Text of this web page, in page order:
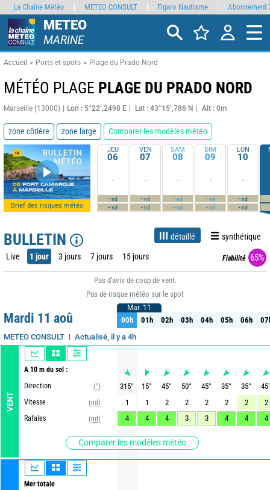
METEO
MARINE
Accueil Ports et spots Plage du Prado Nord
MÉTÉO PLAGE PLAGE DU PRADO NORD
Marseille (13000) Lon : 5°22’,2498 E Lat : 43°15’,786 N Alt : 0m
zone côtière zone large Comparer les modèles météo
Brief des risques météo
JEU
06
-
-nd
-nd
VEN
07
-
-nd
-nd
SAM
08
-
-nd
-nd
DIM
09
-
-nd
-nd
LUN
10
-
-nd
-nd
BULLETIN détaillé synthétique
Live 1 jour 3 jours 7 jours 15 jours Fiabilité 65%
Pas d'avis de coup de vent.
Pas de risque météo sur le spot
Mardi 11 aoû
METEO CONSULT Actualisé, il y a 4h
VENT
A 10 m du sol :
Direction
(°)
Vitesse
(nd)
Rafales
(nd)
Comparer les modèles météo
Mer totale
Mar. 11
00h 01h 02h 03h 04h 05h 06h
Mar. 11
00h 01h 02h 03h 04h 05h 06h
315° 15° 45° 50° 45° 35° 35° 45
1
1 2 2 2 2 2
2
4
4 4 3 3 4 4 4
La Chaîne Météo METEO CONSULT Figaro Nautisme Abonnement